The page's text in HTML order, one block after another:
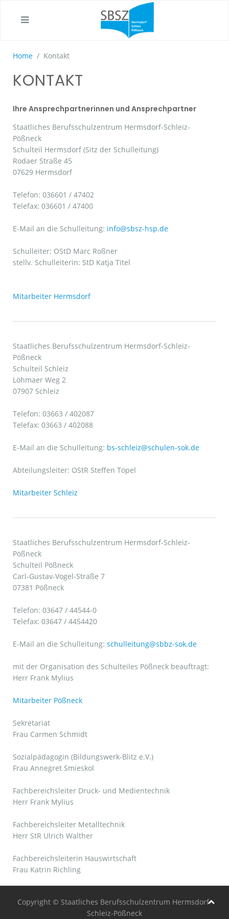
Home Kontakt
KONTAKT
Ihre Ansprechpartnerinnen und Ansprechpartner
Staatliches Berufsschulzentrum Hermsdorf-Schleiz-
Pößneck
Schulteil Hermsdorf (Sitz der Schulleitung)
Rodaer Straße 45
07629 Hermsdorf
Telefon: 036601 / 47402
Telefax: 036601 / 47400
E-Mail an die Schulleitung: info@sbsz-hsp.de
Schulleiter: OStD Marc Roßner
stellv. Schulleiterin: StD Katja Titel
Mitarbeiter Hermsdorf
Staatliches Berufsschulzentrum Hermsdorf-Schleiz-
Pößneck
Schulteil Schleiz
Löhmaer Weg 2
07907 Schleiz
Telefon: 03663 / 402087
Telefax: 03663 / 402088
E-Mail an die Schulleitung: bs-schleiz@schulen-sok.de
Abteilungsleiter: OStR Steffen Töpel
Mitarbeiter Schleiz
Staatliches Berufsschulzentrum Hermsdorf-Schleiz-
Pößneck
Schulteil Pößneck
Carl-Gustav-Vogel-Straße 7
07381 Pößneck
Telefon: 03647 / 44544-0
Telefax: 03647 / 4454420
E-Mail an die Schulleitung: schulleitung@sbbz-sok.de
mit der Organisation des Schulteiles Pößneck beauftragt:
Herr Frank Mylius
Mitarbeiter Pößneck
Sekretariat
Frau Carmen Schmidt
Sozialpädagogin (Bildungswerk-Blitz e.V.)
Frau Annegret Smieskol
Fachbereichsleiter Druck- und Medientechnik
Herr Frank Mylius
Fachbereichsleiter Metalltechnik
Herr StR Ulrich Walther
Fachbereichsleiterin Hauswirtschaft
Frau Katrin Richling
Copyright © Staatliches Berufsschulzentrum Hermsdorf-
Schleiz-Pößneck